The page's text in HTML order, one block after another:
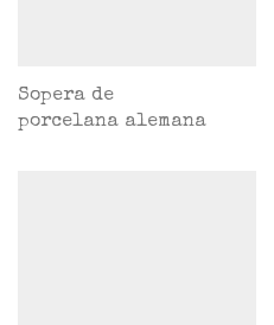
Sopera de
porcelana alemana